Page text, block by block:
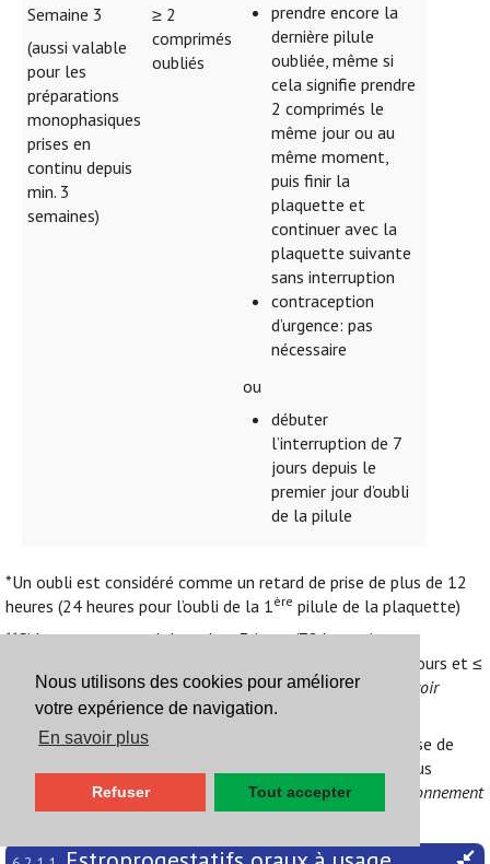
Nous utilisons des cookies pour améliorer
votre expérience de navigation.
En savoir plus
Refuser Tout accepter
Semaine 3
(aussi valable
pour les
préparations
monophasiques
prises en
continu depuis
min. 3
semaines)
≥ 2
comprimés
oubliés
prendre encore la
dernière pilule
oubliée, même si
cela signifie prendre
2 comprimés le
même jour ou au
même moment,
puis finir la
plaquette et
continuer avec la
plaquette suivante
sans interruption
contraception
d’urgence: pas
nécessaire
ou
débuter
l’interruption de 7
jours depuis le
premier jour d’oubli
de la pilule
*Un oubli est considéré comme un retard de prise de plus de 12
heures (24 heures pour l’oubli de la 1ère pilule de la plaquette)
**Si le rapport sexuel date de ≤ 3 jours (72 heures):
lévonorgestrel 1,5 mg. Si le rapport sexuel date de > 3 jours et ≤
5 jours: DIU (ulipristal potentiellement moins efficace,
voir
Positionnement 6.2.4. Contraception d’urgence
En cas de vomissements dans les 3 heures suivant la prise de
lévonorgestrel, reprendre un nouveau comprimé. Pour plus
d’informations sur la contraception d’urgence,voir Positionnement
6.2.4. Contraception d’urgence